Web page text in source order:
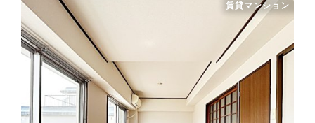
賃貸マンション